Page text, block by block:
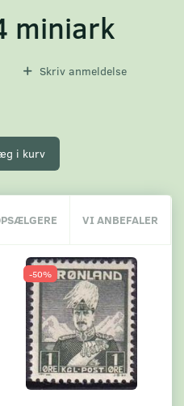
miniark
Skriv anmeldelse
i kurv
VI ANBEFALER
-50%